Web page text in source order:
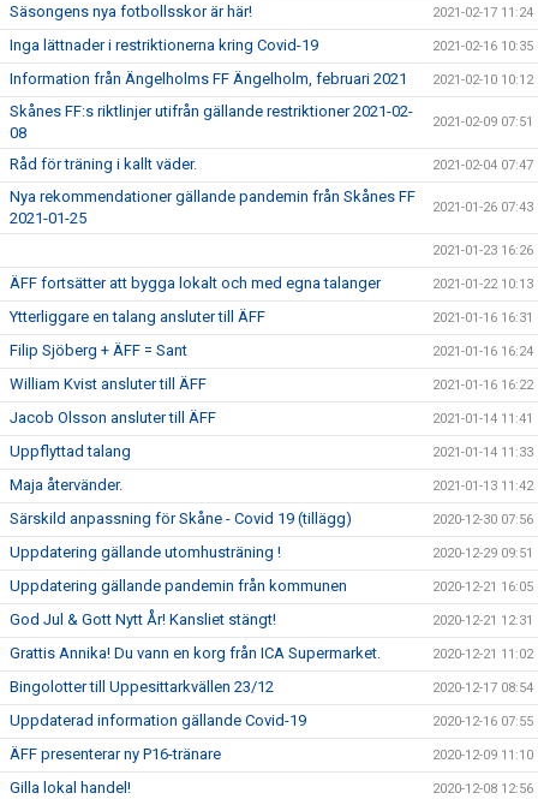
Säsongens nya fotbollsskor är här! 2021-02-17 11:24
Inga lättnader i restriktionerna kring Covid-19 2021-02-16 10:35
Information från Ängelholms FF Ängelholm, februari 2021 2021-02-10 10:12
Skånes FF:s riktlinjer utifrån gällande restriktioner 2021-02-
08
2021-02-09 07:51
Råd för träning i kallt väder. 2021-02-04 07:47
Nya rekommendationer gällande pandemin från Skånes FF
2021-01-25
2021-01-26 07:43
2021-01-23 16:26
ÄFF fortsätter att bygga lokalt och med egna talanger 2021-01-22 10:13
Ytterliggare en talang ansluter till ÄFF 2021-01-16 16:31
Filip Sjöberg + ÄFF = Sant 2021-01-16 16:24
William Kvist ansluter till ÄFF 2021-01-16 16:22
Jacob Olsson ansluter till ÄFF 2021-01-14 11:41
Uppflyttad talang 2021-01-14 11:33
Maja återvänder. 2021-01-13 11:42
Särskild anpassning för Skåne - Covid 19 (tillägg) 2020-12-30 07:56
Uppdatering gällande utomhusträning ! 2020-12-29 09:51
Uppdatering gällande pandemin från kommunen 2020-12-21 16:05
God Jul & Gott Nytt År! Kansliet stängt! 2020-12-21 12:31
Grattis Annika! Du vann en korg från ICA Supermarket. 2020-12-21 11:02
Bingolotter till Uppesittarkvällen 23/12 2020-12-17 08:54
Uppdaterad information gällande Covid-19 2020-12-16 07:55
ÄFF presenterar ny P16-tränare 2020-12-09 11:10
Gilla lokal handel! 2020-12-08 12:56